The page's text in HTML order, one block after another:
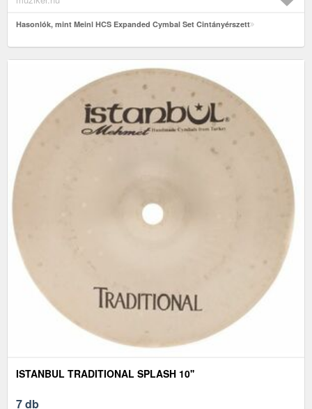
Hasonlók, mint Meinl HCS Expanded Cymbal Set Cintányérszett
ISTANBUL TRADITIONAL SPLASH 10''
7 db